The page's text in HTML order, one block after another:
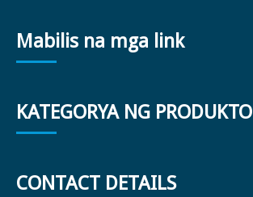
Mabilis na mga link
KATEGORYA NG PRODUKTO
CONTACT DETAILS